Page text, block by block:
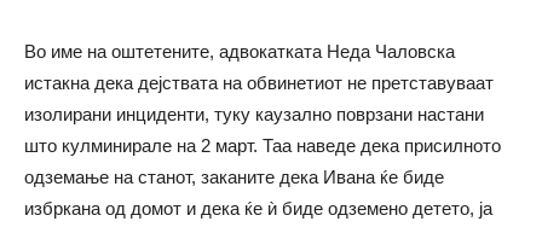
Во име на оштетените, адвокатката Неда Чаловска
истакна дека дејствата на обвинетиот не претставуваат
изолирани инциденти, туку каузално поврзани настани
што кулминирале на 2 март. Таа наведе дека присилното
одземање на станот, заканите дека Ивана ќе биде
избркана од домот и дека ќе ѝ биде одземено детето, ја